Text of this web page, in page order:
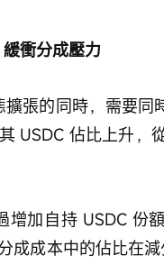
衝分成壓力
張的同時，需要同
USDC 佔比上升，
增加自持 USDC 份
成成本中的佔比在